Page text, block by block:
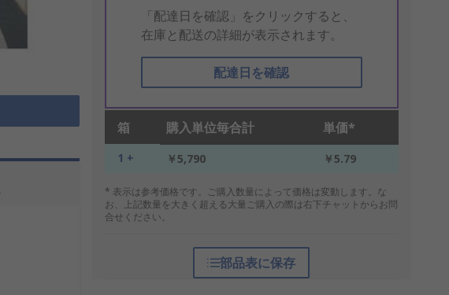
「配達日を確認」をクリックすると、
在庫と配送の詳細が表示されます。
配達日を確認
箱 購入単位毎合計 単価*
1 + ￥5,790 ￥5.79
* 表示は参考価格です。ご購入数量によって価格は変動します。な
お、上記数量を大きく超える大量ご購入の際は右下チャットからお問
合せください。
部品表に保存